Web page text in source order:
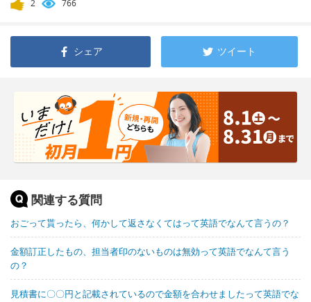
2 766
シェア ツイート
関連する質問
おごって貰ったら、何かして返さなくてはって英語でなんて言うの？
金額訂正したもの、担当者印のないものは無効って英語でなんて言う
の？
見積書に〇〇円と記載されているので金額を合わせましたって英語でな